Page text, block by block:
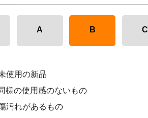
A B C
使用の新品
様の使用感のないもの
汚れがあるもの